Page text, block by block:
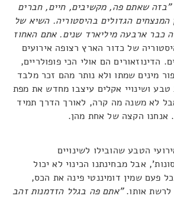
"בזה שאתם פה, מקשיבים, חיים, חברים
הגדולים בהיסטוריה. השיא של
כבר ארבעה מיליארד שנים. אתם האחוז
של כדור הארץ רצופה אירועים
הדינוזאורים הם אולי הכי פופולריים,
מינים שמתו ולא נותר מהם זכר מלבד
טבע ושינויי אקלים עיצבו מחדש את מפת
לא משנה מה קרה, לאורך הדרך תמיד
אנחנו הקצה של אחת מהן.
הטבע שהובילו לשינויים
אבל מבחינתנו הכינוי לא יכול
פעם שמין דומיננטי פינה את הכס,
לרשת אותו."אתם פה בגלל הזדמנות זהב